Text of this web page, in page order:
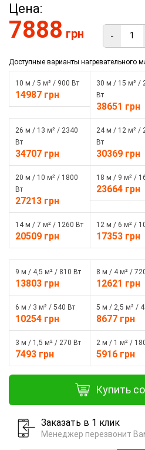
Цена:
7888 грн -
Доступные варианты нагревательного
10 м / 5 м² / 900 Вт
14987 грн
30 м / 15 м² /
Вт
38651 грн
26 м / 13 м² / 2340
Вт
34707 грн
24 м / 12 м² /
Вт
30369 грн
20 м / 10 м² / 1800
Вт
27213 грн
18 м / 9 м² /
23664 грн
14 м / 7 м² / 1260 Вт
20509 грн
12 м / 6 м² /
17353 грн
9 м / 4,5 м² / 810 Вт
13803 грн
8 м / 4 м² /
12621 грн
6 м / 3 м² / 540 Вт
10254 грн
5 м / 2,5 м² /
8677 грн
3 м / 1,5 м² / 270 Вт
7493 грн
2 м / 1 м² /
5916 грн
Купить
Заказать в 1 клик
Менеджер перезвонит